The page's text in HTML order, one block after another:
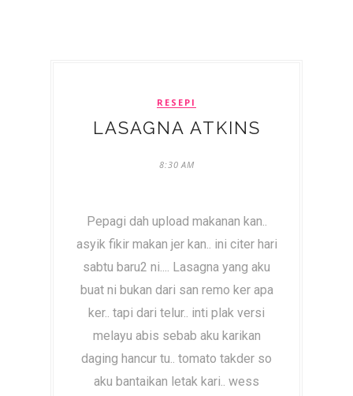
RESEPI
LASAGNA ATKINS
8:30 AM
Pepagi dah upload makanan kan..
asyik fikir makan jer kan.. ini citer hari
sabtu baru2 ni.... Lasagna yang aku
buat ni bukan dari san remo ker apa
ker.. tapi dari telur.. inti plak versi
melayu abis sebab aku karikan
daging hancur tu.. tomato takder so
aku bantaikan letak kari.. wess